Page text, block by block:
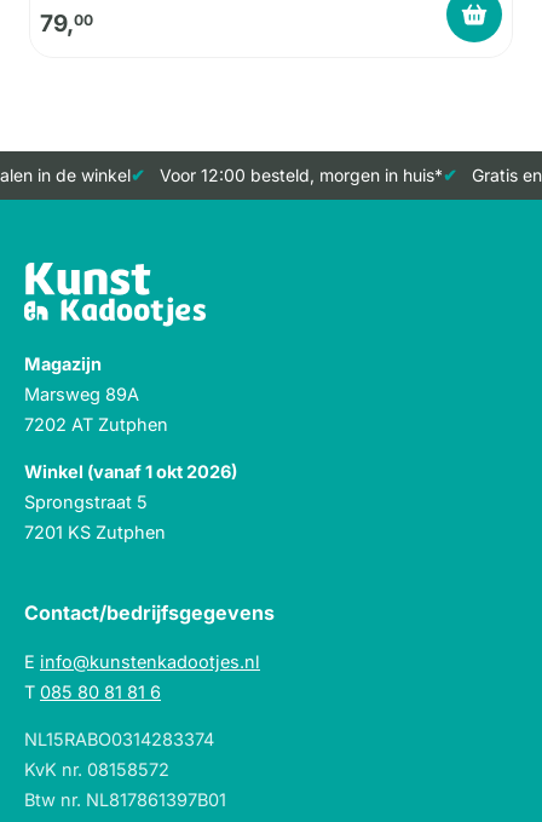
79,00
in de winkel Voor 12:00 besteld, morgen in huis* Gratis
Magazijn
Marsweg 89A
7202 AT Zutphen
Winkel (vanaf 1 okt 2026)
Sprongstraat 5
7201 KS Zutphen
Contact/bedrijfsgegevens
E info@kunstenkadootjes.nl
T 085 80 81 81 6
NL15RABO0314283374
KvK nr. 08158572
Btw nr. NL817861397B01